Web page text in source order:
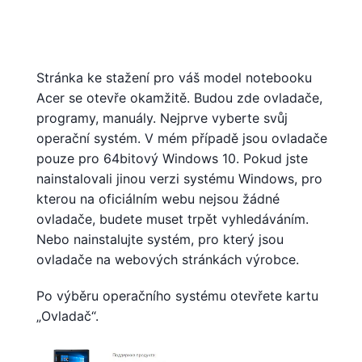
Stránka ke stažení pro váš model notebooku
Acer se otevře okamžitě. Budou zde ovladače,
programy, manuály. Nejprve vyberte svůj
operační systém. V mém případě jsou ovladače
pouze pro 64bitový Windows 10. Pokud jste
nainstalovali jinou verzi systému Windows, pro
kterou na oficiálním webu nejsou žádné
ovladače, budete muset trpět vyhledáváním.
Nebo nainstalujte systém, pro který jsou
ovladače na webových stránkách výrobce.
Po výběru operačního systému otevřete kartu
„Ovladač“.